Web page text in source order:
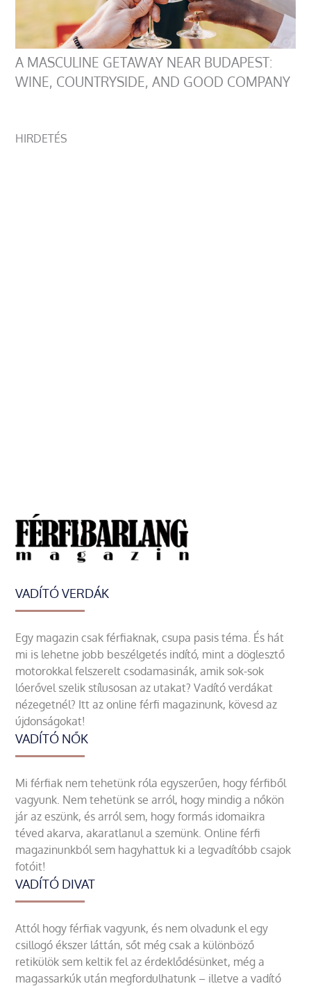
A MASCULINE GETAWAY NEAR BUDAPEST:
WINE, COUNTRYSIDE, AND GOOD COMPANY
HIRDETÉS
VADÍTÓ VERDÁK
Egy magazin csak férfiaknak, csupa pasis téma. És hát
mi is lehetne jobb beszélgetés indító, mint a döglesztő
motorokkal felszerelt csodamasinák, amik sok-sok
lóerővel szelik stílusosan az utakat? Vadító verdákat
nézegetnél? Itt az online férfi magazinunk, kövesd az
újdonságokat!
VADÍTÓ NŐK
Mi férfiak nem tehetünk róla egyszerűen, hogy férfiből
vagyunk. Nem tehetünk se arról, hogy mindig a nőkön
jár az eszünk, és arról sem, hogy formás idomaikra
téved akarva, akaratlanul a szemünk. Online férfi
magazinunkból sem hagyhattuk ki a legvadítóbb csajok
fotóit!
VADÍTÓ DIVAT
Attól hogy férfiak vagyunk, és nem olvadunk el egy
csillogó ékszer láttán, sőt még csak a különböző
retikülök sem keltik fel az érdeklődésünket, még a
magassarkúk után megfordulhatunk – illetve a vadító